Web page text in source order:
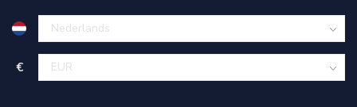
€